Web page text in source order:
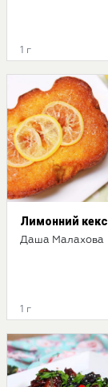
1 г
Лимонний кекс
Даша Малахова
1 г